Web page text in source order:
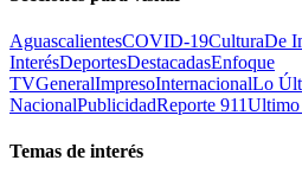
AguascalientesCOVID-19CulturaDe
InterésDeportesDestacadasEnfoque
TVGeneralImpresoInternacionalLo
NacionalPublicidadReporte 911
Temas de interés